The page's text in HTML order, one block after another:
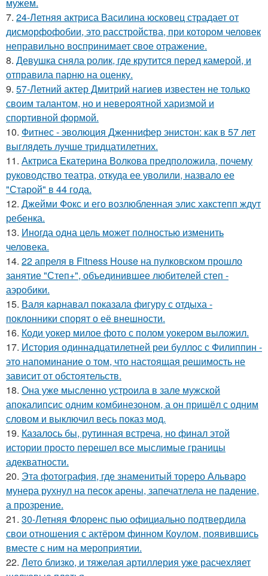
7. 24-Летняя актриса Василина юсковец страдает от
дисморфофобии, это расстройства, при котором человек
неправильно воспринимает свое отражение.
8. Девушка сняла ролик, где крутится перед камерой, и
отправила парню на оценку.
9. 57-Летний актер Дмитрий нагиев известен не только
своим талантом, но и невероятной харизмой и
спортивной формой.
10. Фитнес - эволюция Дженнифер энистон: как в 57 лет
выглядеть лучше тридцатилетних.
11. Актриса Екатерина Волкова предположила, почему
руководство театра, откуда ее уволили, назвало ее
"Старой" в 44 года.
12. Джейми Фокс и его возлюбленная элис хакстепп ждут
ребенка.
13. Иногда одна цель может полностью изменить
человека.
14. 22 апреля в Fitness House на пулковском прошло
занятие "Степ+", объединившее любителей степ -
аэробики.
15. Валя карнавал показала фигуру с отдыха -
поклонники спорят о её внешности.
16. Коди уокер милое фото с полом уокером выложил.
17. История одиннадцатилетней реи буллос с Филиппин -
это напоминание о том, что настоящая решимость не
зависит от обстоятельств.
18. Она уже мысленно устроила в зале мужской
апокалипсис одним комбинезоном, а он пришёл с одним
словом и выключил весь показ мод.
19. Казалось бы, рутинная встреча, но финал этой
истории просто перешел все мыслимые границы
адекватности.
20. Эта фотография, где знаменитый тореро Альваро
мунера рухнул на песок арены, запечатлела не падение,
а прозрение.
21. 30-Летняя Флоренс пью официально подтвердила
свои отношения с актёром финном Коулом, появившись
вместе с ним на мероприятии.
22. Лето близко, и тяжелая артиллерия уже расчехляет